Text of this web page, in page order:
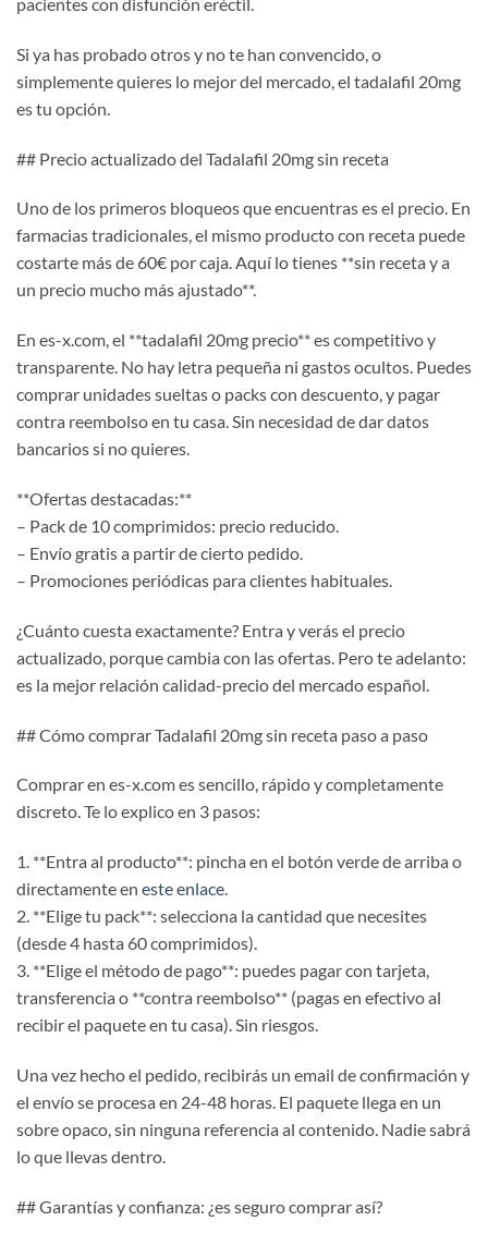
Si ya has probado otros y no te han convencido, o
simplemente quieres lo mejor del mercado, el tadalafil 20mg
es tu opción.
## Precio actualizado del Tadalafil 20mg sin receta
Uno de los primeros bloqueos que encuentras es el precio. En
farmacias tradicionales, el mismo producto con receta puede
costarte más de 60€ por caja. Aquí lo tienes **sin receta y a
un precio mucho más ajustado**.
En es-x.com, el **tadalafil 20mg precio** es competitivo y
transparente. No hay letra pequeña ni gastos ocultos. Puedes
comprar unidades sueltas o packs con descuento, y pagar
contra reembolso en tu casa. Sin necesidad de dar datos
bancarios si no quieres.
**Ofertas destacadas:**
– Pack de 10 comprimidos: precio reducido.
– Envío gratis a partir de cierto pedido.
– Promociones periódicas para clientes habituales.
¿Cuánto cuesta exactamente? Entra y verás el precio
actualizado, porque cambia con las ofertas. Pero te adelanto:
es la mejor relación calidad-precio del mercado español.
## Cómo comprar Tadalafil 20mg sin receta paso a paso
Comprar en es-x.com es sencillo, rápido y completamente
discreto. Te lo explico en 3 pasos:
1. **Entra al producto**: pincha en el botón verde de arriba o
directamente en este enlace.
2. **Elige tu pack**: selecciona la cantidad que necesites
(desde 4 hasta 60 comprimidos).
3. **Elige el método de pago**: puedes pagar con tarjeta,
transferencia o **contra reembolso** (pagas en efectivo al
recibir el paquete en tu casa). Sin riesgos.
Una vez hecho el pedido, recibirás un email de confirmación y
el envío se procesa en 24-48 horas. El paquete llega en un
sobre opaco, sin ninguna referencia al contenido. Nadie sabrá
lo que llevas dentro.
## Garantías y confianza: ¿es seguro comprar así?